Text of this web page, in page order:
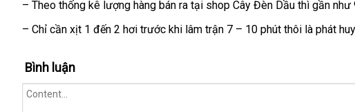
– Theo thống kê lượng hàng bán ra tại shop Cây Đèn Dầu quà
tặng
thì gần như
– Chỉ cần xịt 1 đến 2 hơi trước khi lâm trận 7 – 10 phút thôi là phát
Bình luận